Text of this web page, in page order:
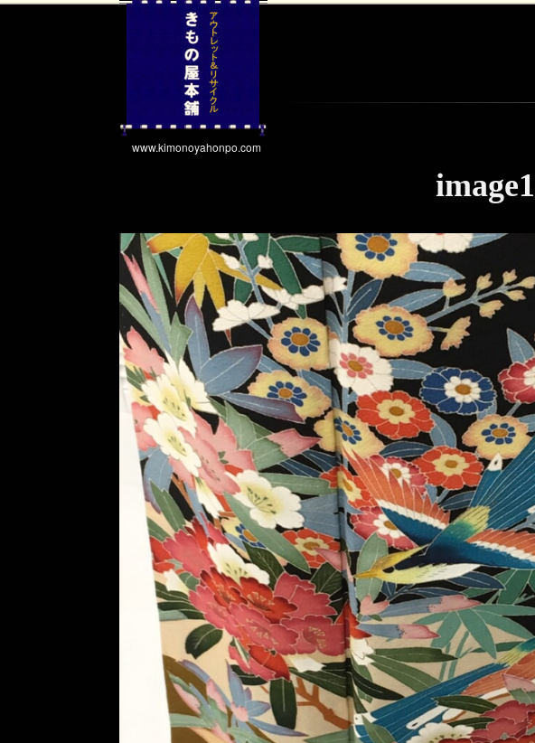
www.kimonoyahonpo.com
image1